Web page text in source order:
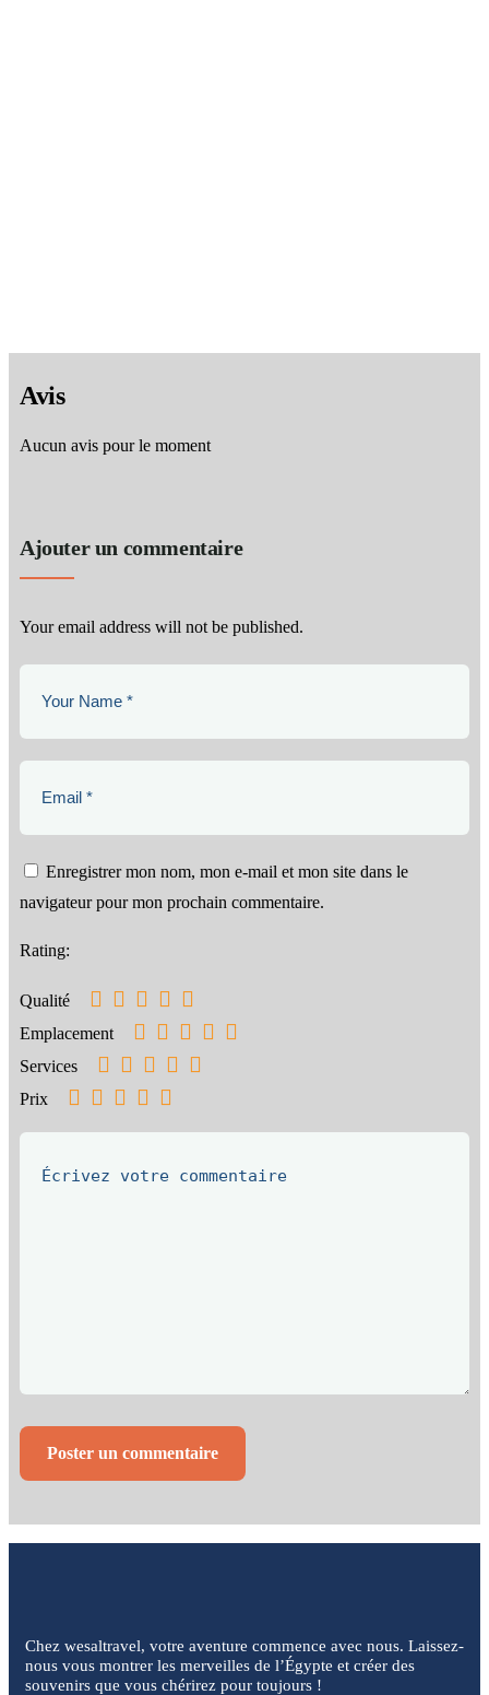
Avis
Aucun avis pour le moment
Ajouter un commentaire
Your email address will not be published.
Enregistrer mon nom, mon e-mail et mon site dans le
navigateur pour mon prochain commentaire.
Rating:
Qualité
Emplacement
Services
Prix
Chez wesaltravel, votre aventure commence avec nous. Laissez-
nous vous montrer les merveilles de l’Égypte et créer des
souvenirs que vous chérirez pour toujours !